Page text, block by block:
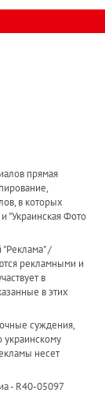
прямая
в которых
"Украинская Фото
"Реклама" /
рекламными и
в
в этих
суждения,
украинскому
несет
- R40-05097